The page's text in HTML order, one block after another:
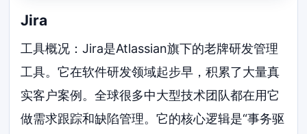
Jira
工具概况：Jira是Atlassian旗下的老牌研发管理
工具。它在软件研发领域起步早，积累了大量真
实客户案例。全球很多中大型技术团队都在用它
做需求跟踪和缺陷管理。它的核心逻辑是“事务驱